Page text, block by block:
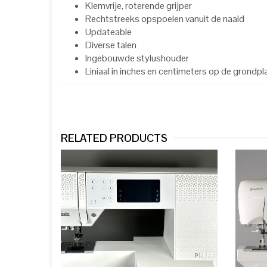
Klemvrije, roterende grijper
Rechtstreeks opspoelen vanuit de naald
Updateable
Diverse talen
Ingebouwde stylushouder
Liniaal in inches en centimeters op de
RELATED PRODUCTS